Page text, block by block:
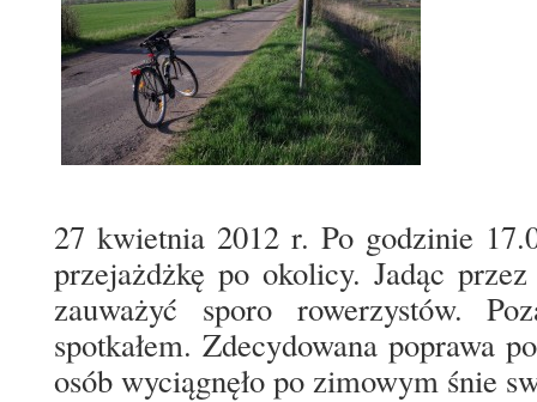
27 kwietnia 2012 r. Po godzinie
przejażdżkę po okolicy. Jadąc
zauważyć sporo rowerzystów.
spotkałem. Zdecydowana poprawa
osób wyciągnęło po zimowym śnie